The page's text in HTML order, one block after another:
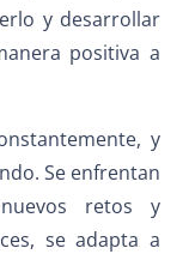
y desarrollar
positiva a
y
Se enfrentan
retos y
se adapta a